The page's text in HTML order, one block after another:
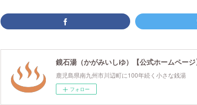
鏡石湯（かがみいしゆ）【公式ホームページ
鹿児島県南九州市川辺町に100年続く小さな銭湯
フォロー